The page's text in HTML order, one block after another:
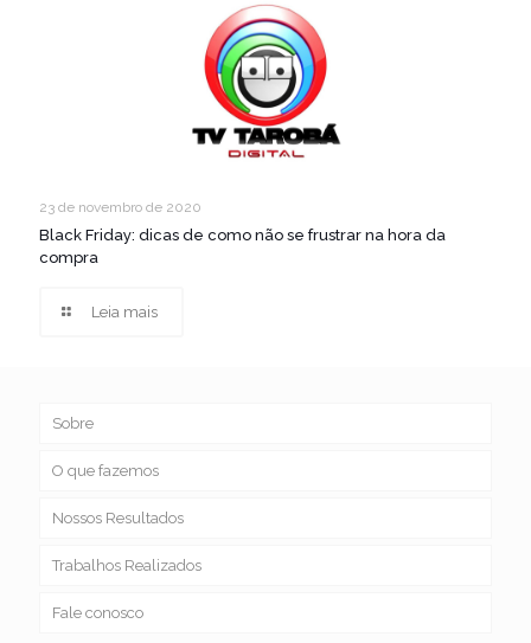
23 de novembro de 2020
Black Friday: dicas de como não se frustrar na hora da
compra
Leia mais
Sobre
O que fazemos
Nossos Resultados
Trabalhos Realizados
Fale conosco